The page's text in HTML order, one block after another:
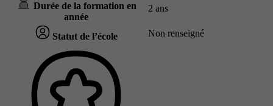
Durée de la formation en
année
2 ans
Statut de l’école Non renseigné